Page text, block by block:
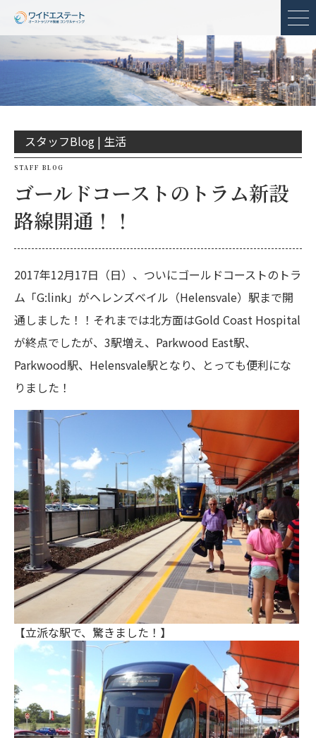
メ
スタッフBlog | 生活
STAFF BLOG
ゴールドコーストのトラム新設
路線開通！！
2017年12月17日（日）、ついにゴールドコーストのトラ
ム「G:link」がヘレンズベイル（Helensvale）駅まで開
通しました！！それまでは北方面はGold Coast Hospital
が終点でしたが、3駅増え、Parkwood East駅、
Parkwood駅、Helensvale駅となり、とっても便利にな
りました！
【立派な駅で、驚きました！】